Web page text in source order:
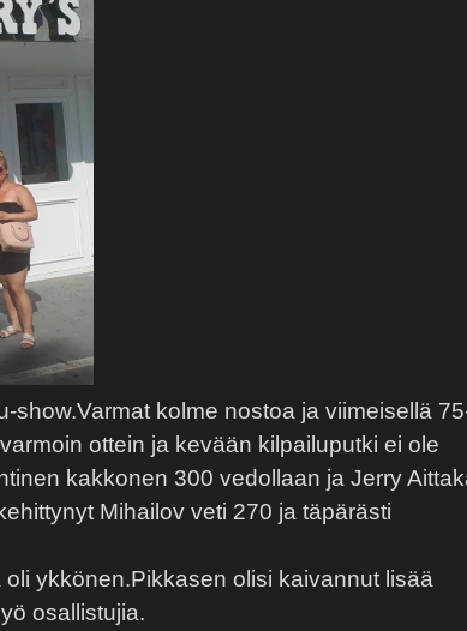
show.Varmat kolme nostoa ja viimeisellä
ottein ja kevään kilpailuputki ei ole
kakkonen 300 vedollaan ja Jerry
Mihailov veti 270 ja täpärästi
ykkönen.Pikkasen olisi kaivannut lisää
osallistujia.